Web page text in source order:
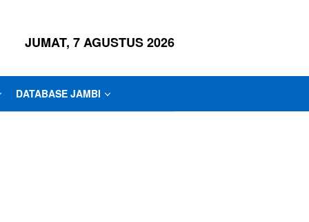
JUMAT, 7 AGUSTUS 2026
DATABASE JAMBI